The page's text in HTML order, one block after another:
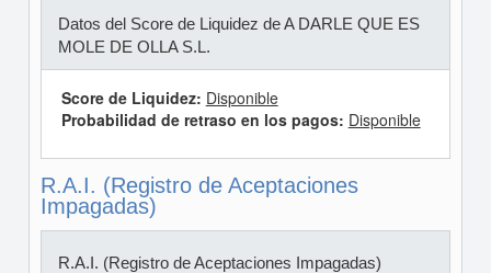
Datos del Score de Liquidez de A DARLE QUE ES
MOLE DE OLLA S.L.
Score de Liquidez: Disponible
Probabilidad de retraso en los pagos: Disponible
R.A.I. (Registro de Aceptaciones
Impagadas)
R.A.I. (Registro de Aceptaciones Impagadas)